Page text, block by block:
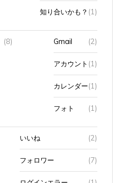
知り合いかも？ (1)
(8) Gmail (2)
アカウント (1)
カレンダー (1)
フォト (1)
いいね (2)
フォロワー (7)
ログインエラー (1)